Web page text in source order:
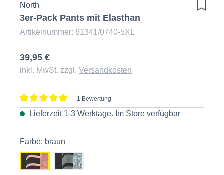
North
3er-Pack Pants mit Elasthan
Artikelnummer: 61341/0740-5XL
39,95 €
inkl. MwSt. zzgl. Versandkosten
Durchschnittliche Bewertung von 5 von 5 Sternen
1 Bewertung
Lieferzeit 1-3 Werktage. Im Store verfügbar
Farbe: braun